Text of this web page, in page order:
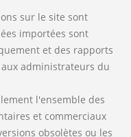
sur le site sont
importées sont
et des rapports
administrateurs du
l'ensemble des
et commerciaux
obsolètes ou les